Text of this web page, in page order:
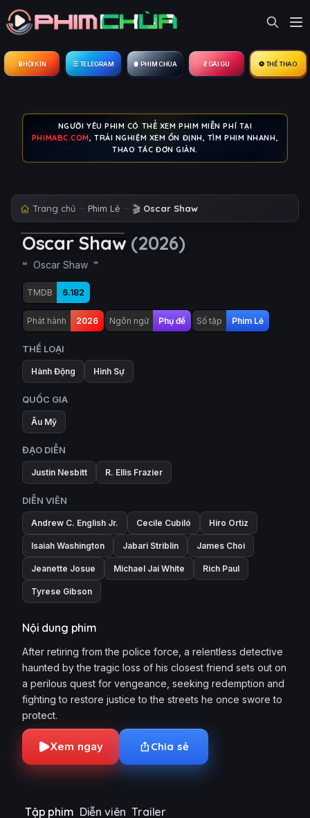
🔒︎ HỘI KÍN ☰ TELEGRAM 🍿 PHIM CHÙA 💃 GÁI GÚ ⚽ THỂ THAO
NGƯỜI YÊU PHIM CÓ THỂ XEM PHIM MIỄN PHÍ TẠI
PHIMABC.COM, TRẢI NGHIỆM XEM ỔN ĐỊNH, TÌM PHIM NHANH,
THAO TÁC ĐƠN GIẢN.
Trang chủ Phim Lẻ 🎬 Oscar Shaw
Oscar Shaw (2026)
Oscar Shaw
TMDB 6.182
Phát hành 2026 Ngôn ngữ Phụ đề Số tập Phim Lẻ
THỂ LOẠI
Hành Động Hình Sự
QUỐC GIA
Âu Mỹ
ĐẠO DIỄN
Justin Nesbitt R. Ellis Frazier
DIỄN VIÊN
Andrew C. English Jr. Cecile Cubiló Hiro Ortiz
Isaiah Washington Jabari Striblin James Choi
Jeanette Josue Michael Jai White Rich Paul
Tyrese Gibson
Nội dung phim
After retiring from the police force, a relentless detective
haunted by the tragic loss of his closest friend sets out on
a perilous quest for vengeance, seeking redemption and
fighting to restore justice to the streets he once swore to
protect.
Xem ngay Chia sẻ
Tập phim Diễn viên Trailer